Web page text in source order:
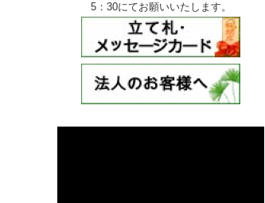
5：30にてお願いいたします。